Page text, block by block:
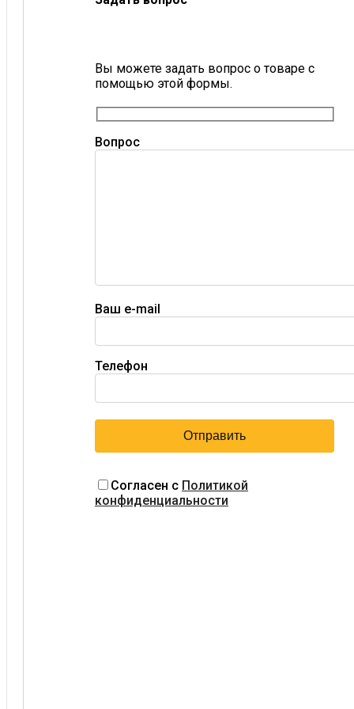
Вы можете задать вопрос о товаре с
помощью этой формы.
Вопрос
Ваш e-mail
Телефон
Согласен с Политикой
конфиденциальности